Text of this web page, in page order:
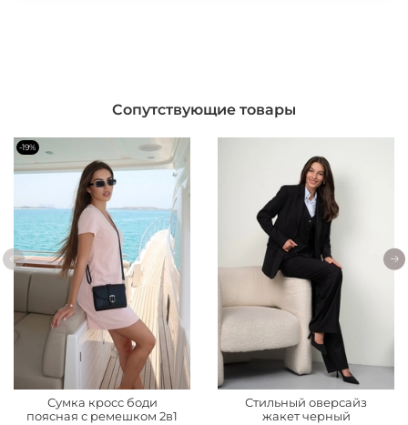
Сопутствующие товары
-19%
Сумка кросс боди
поясная с ремешком 2в1
Стильный оверсайз
жакет черный